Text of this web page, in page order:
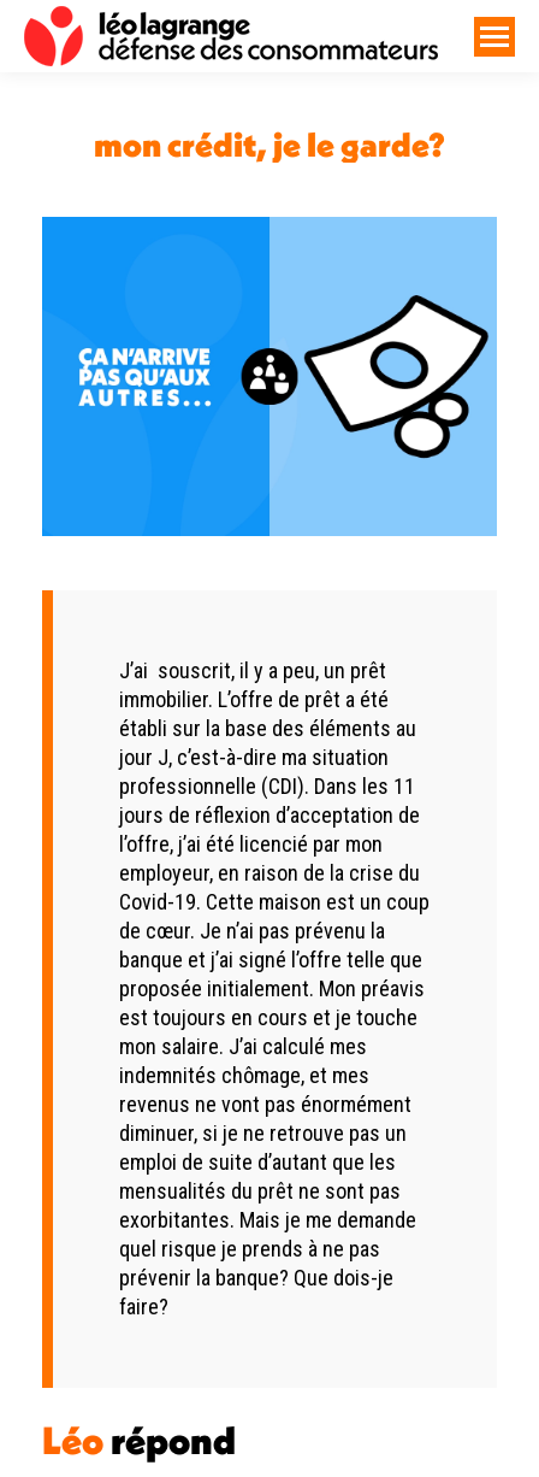
mon crédit, je le garde?
J’ai souscrit, il y a peu, un prêt
immobilier. L’offre de prêt a été
établi sur la base des éléments au
jour J, c’est-à-dire ma situation
professionnelle (CDI). Dans les 11
jours de réflexion d’acceptation de
l’offre, j’ai été licencié par mon
employeur, en raison de la crise du
Covid-19. Cette maison est un coup
de cœur. Je n’ai pas prévenu la
banque et j’ai signé l’offre telle que
proposée initialement. Mon préavis
est toujours en cours et je touche
mon salaire. J’ai calculé mes
indemnités chômage, et mes
revenus ne vont pas énormément
diminuer, si je ne retrouve pas un
emploi de suite d’autant que les
mensualités du prêt ne sont pas
exorbitantes. Mais je me demande
quel risque je prends à ne pas
prévenir la banque? Que dois-je
faire?
Léorépond